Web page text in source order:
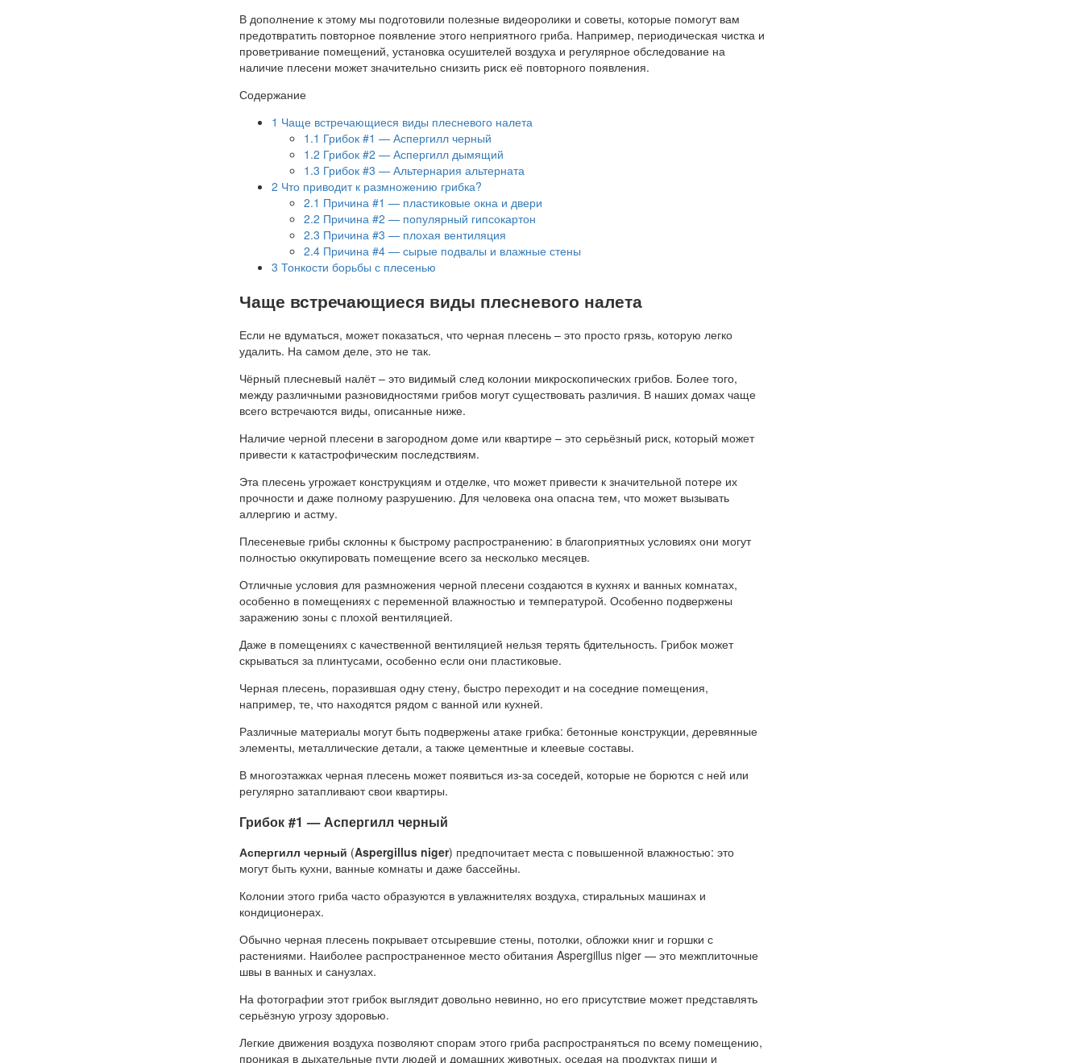
В дополнение к этому мы подготовили полезные видеоролики и советы, которые помогут вам
предотвратить повторное появление этого неприятного гриба. Например, периодическая чистка и
проветривание помещений, установка осушителей воздуха и регулярное обследование на
наличие плесени может значительно снизить риск её повторного появления.
Содержание
1 Чаще встречающиеся виды плесневого налета
1.1 Грибок #1 — Аспергилл черный
1.2 Грибок #2 — Аспергилл дымящий
1.3 Грибок #3 — Альтернария альтерната
2 Что приводит к размножению грибка?
2.1 Причина #1 — пластиковые окна и двери
2.2 Причина #2 — популярный гипсокартон
2.3 Причина #3 — плохая вентиляция
2.4 Причина #4 — сырые подвалы и влажные стены
3 Тонкости борьбы с плесенью
Чаще встречающиеся виды плесневого налета
Если не вдуматься, может показаться, что черная плесень – это просто грязь, которую легко
удалить. На самом деле, это не так.
Чёрный плесневый налёт – это видимый след колонии микроскопических грибов. Более того,
между различными разновидностями грибов могут существовать различия. В наших домах чаще
всего встречаются виды, описанные ниже.
Наличие черной плесени в загородном доме или квартире – это серьёзный риск, который может
привести к катастрофическим последствиям.
Эта плесень угрожает конструкциям и отделке, что может привести к значительной потере их
прочности и даже полному разрушению. Для человека она опасна тем, что может вызывать
аллергию и астму.
Плесеневые грибы склонны к быстрому распространению: в благоприятных условиях они могут
полностью оккупировать помещение всего за несколько месяцев.
Отличные условия для размножения черной плесени создаются в кухнях и ванных комнатах,
особенно в помещениях с переменной влажностью и температурой. Особенно подвержены
заражению зоны с плохой вентиляцией.
Даже в помещениях с качественной вентиляцией нельзя терять бдительность. Грибок может
скрываться за плинтусами, особенно если они пластиковые.
Черная плесень, поразившая одну стену, быстро переходит и на соседние помещения,
например, те, что находятся рядом с ванной или кухней.
Различные материалы могут быть подвержены атаке грибка: бетонные конструкции, деревянные
элементы, металлические детали, а также цементные и клеевые составы.
В многоэтажках черная плесень может появиться из-за соседей, которые не борются с ней или
регулярно затапливают свои квартиры.
Грибок #1 — Аспергилл черный
Аспергилл черный (Aspergillus niger) предпочитает места с повышенной влажностью: это
могут быть кухни, ванные комнаты и даже бассейны.
Колонии этого гриба часто образуются в увлажнителях воздуха, стиральных машинах и
кондиционерах.
Обычно черная плесень покрывает отсыревшие стены, потолки, обложки книг и горшки с
растениями. Наиболее распространенное место обитания Aspergillus niger — это межплиточные
швы в ванных и санузлах.
На фотографии этот грибок выглядит довольно невинно, но его присутствие может представлять
серьёзную угрозу здоровью.
Легкие движения воздуха позволяют спорам этого гриба распространяться по всему помещению,
проникая в дыхательные пути людей и домашних животных, оседая на продуктах пищи и